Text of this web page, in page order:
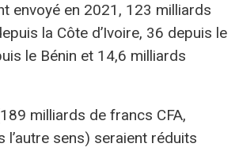
envoyé en 2021, 123 milliards
la Côte d’Ivoire, 36 depuis le
le Bénin et 14,6 milliards
milliards de francs CFA,
l’autre sens) seraient réduits